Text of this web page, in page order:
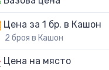
Цена за 1 бр. в Кашон
2 броя в Кашон
Цена на място